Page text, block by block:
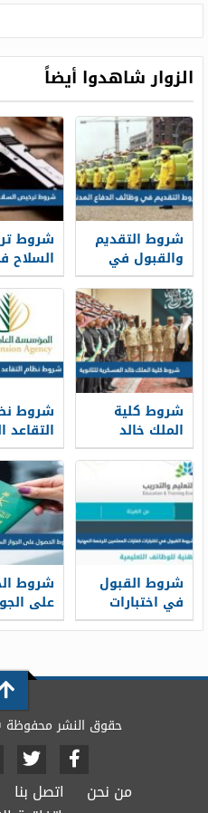
الزوار شاهدوا أيضاً
شروط التقديم
والقبول في
وظائف الدفاع
المدني 1448
شروط
السلاح
السعودية
شروط كلية
الملك خالد
العسكرية
للثانوية 1448
شروط
التقاعد
الجديد 1448
شروط القبول
في اختبارات
كفايات
1448
شروط
على
حقوق النشر محفوظة © 2026 موقع
من نحن اتصل بنا